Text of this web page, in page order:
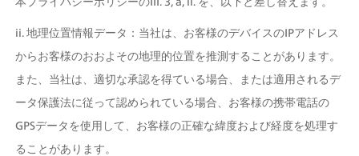
ii. 地理位置情報データ：当社は、お客様のデバイスのIPアドレス
からお客様のおおよその地理的位置を推測することがあります。
また、当社は、適切な承認を得ている場合、または適用されるデ
ータ保護法に従って認められている場合、お客様の携帯電話の
GPSデータを使用して、お客様の正確な緯度および経度を処理す
ることがあります。